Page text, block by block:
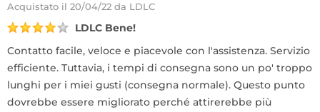
Acquistato il 20/04/22 da LDLC
LDLC Bene!
Contatto facile, veloce e piacevole con l'assistenza. Servizio
efficiente. Tuttavia, i tempi di consegna sono un po' troppo
lunghi per i miei gusti (consegna normale). Questo punto
dovrebbe essere migliorato perché attirerebbe più